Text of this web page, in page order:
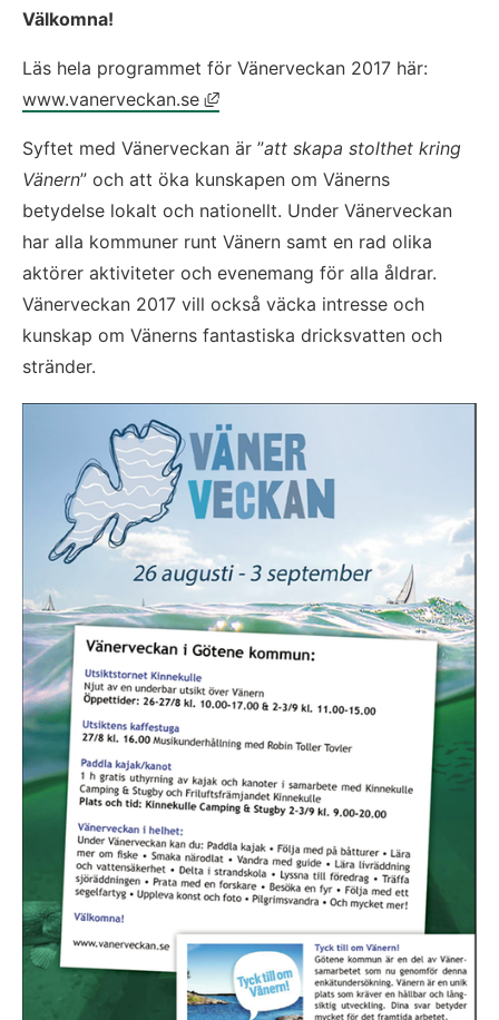
Välkomna!
www.vanerveckan.se
Länk till annan webbplats,
Syftet med Vänerveckan är ”att skapa stolthet kring
Vänern” och att öka kunskapen om Vänerns
betydelse lokalt och nationellt. Under Vänerveckan
har alla kommuner runt Vänern samt en rad olika
aktörer aktiviteter och evenemang för alla åldrar.
Vänerveckan 2017 vill också väcka intresse och
kunskap om Vänerns fantastiska dricksvatten och
stränder.